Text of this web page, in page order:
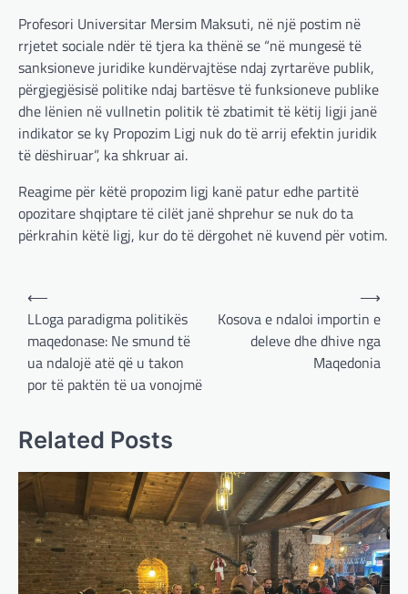
Profesori Universitar Mersim Maksuti, në një postim në
rrjetet sociale ndër të tjera ka thënë se “në mungesë të
sanksioneve juridike kundërvajtëse ndaj zyrtarëve publik,
përgjegjësisë politike ndaj bartësve të funksioneve publike
dhe lënien në vullnetin politik të zbatimit të këtij ligji janë
indikator se ky Propozim Ligj nuk do të arrij efektin juridik
të dëshiruar”, ka shkruar ai.
Reagime për këtë propozim ligj kanë patur edhe partitë
opozitare shqiptare të cilët janë shprehur se nuk do ta
përkrahin këtë ligj, kur do të dërgohet në kuvend për votim.
Post
navigation
⟵
LLoga paradigma politikës
maqedonase: Ne smund të
ua ndalojë atë që u takon
por të paktën të ua vonojmë
Kosova e ndaloi importin e
deleve dhe dhive nga
Maqedonia
⟶
Related Posts
BOTA,LAJME MË TË FUNDIT,OPINIONE,
RAJONI,SPECIALE
Gjermani, ekspertët sugjerojnë
400 miliardë euro për mbrojtje
adminadmin March 4, 2025